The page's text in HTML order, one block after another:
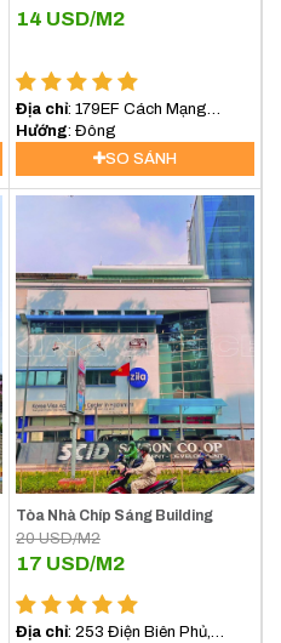
14 USD/M2
Địa chỉ: 179EF Cách Mạng
Tháng Tám, Phường 5, Quận 3
Hướng : Đông
SO SÁNH
Tòa Nhà Chíp Sáng Building
20USD/M2
17 USD/M2
Địa chỉ: 253 Điện Biên Phủ,